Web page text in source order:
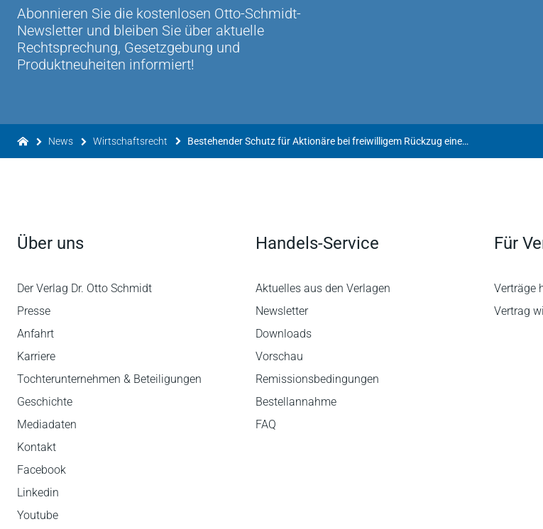
Abonnieren Sie die kostenlosen Otto-Schmidt-
Newsletter und bleiben Sie über aktuelle
Rechtsprechung, Gesetzgebung und
Produktneuheiten informiert!
News Wirtschaftsrecht Bestehender Schutz für Aktionäre bei freiwilligem Rückzug einer AG ("Delisting") ist verfassungsgemäß
Über uns
Der Verlag Dr. Otto Schmidt
Presse
Anfahrt
Karriere
Tochterunternehmen & Beteiligungen
Geschichte
Mediadaten
Kontakt
Facebook
Linkedin
Youtube
Handels-Service
Aktuelles aus den Verlagen
Newsletter
Downloads
Vorschau
Remissionsbedingungen
Bestellannahme
FAQ
Für
Verträge
Vertrag